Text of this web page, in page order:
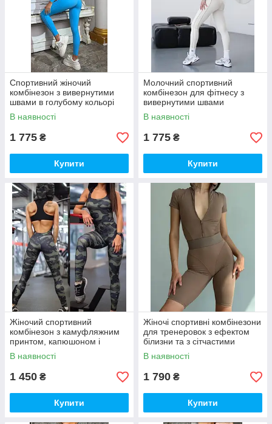
Спортивний жіночий
комбінезон з вивернутими
швами в голубому кольорі
В наявності
1 775 ₴
Купити
Молочний спортивний
комбінезон для фітнесу з
вивернутими швами
В наявності
1 775 ₴
Купити
Жіночий спортивний
комбінезон з камуфляжним
принтом, капюшоном і
відкритою спиною
В наявності
1 450 ₴
Купити
Жіночі спортивні комбінезони
для тренеровок з ефектом
білизни та з сітчастими
вставками темно-бежевий
В наявності
1 790 ₴
Купити